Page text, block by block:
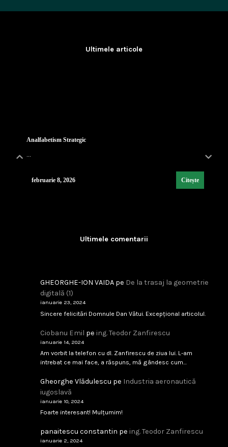
Ultimele articole
Singapore 1994
Boeing T-7A
februarie 8, 2026
Ultimele comentarii
GHEORGHE-ION VAIDApe De la trasaj la geometrie
digitală (1)
ianuarie 23, 2024
Sincere felicitări Domnule Dan Vătui. Excepțional articolul.
Ciobanu Emil pe ing. Teodor Zanfirescu
ianuarie 14, 2024
Am vorbit la telefon cu dl. Zanfirescu de ziua lui. L-am
intrebat ce mai face, a răspuns, mă gândesc cum…
Gheorghe Vlădulescu pe Industria aeronautică
iugoslavă
ianuarie 10, 2024
Foarte interesant! Mulțumim!
panaitescu constantin pe ing. Teodor Zanfirescu
ianuarie 2, 2024